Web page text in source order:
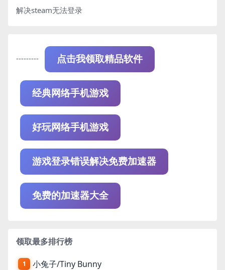
解决steam无法登录
--------- 点击我领取精品软件
经典网络手机游戏
好玩网络手机游戏
游戏登录错误解决免费加速器
免费的加速器大全
领取最多排行榜
1 小兔子/Tiny Bunny